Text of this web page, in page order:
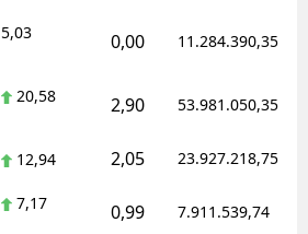
5,03 0,00 11.284.390,35
20,58 2,90 53.981.050,35
12,94 2,05 23.927.218,75
7,17 0,99 7.911.539,74